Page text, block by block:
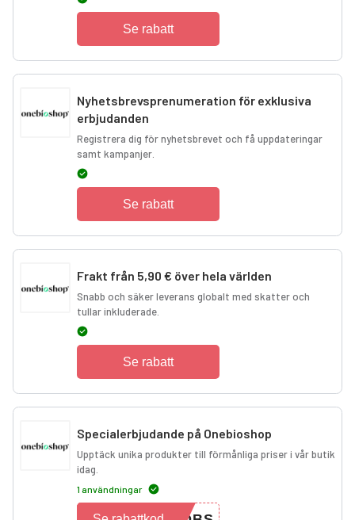
Se rabatt
Nyhetsbrevsprenumeration för exklusiva
erbjudanden
Registrera dig för nyhetsbrevet och få uppdateringar
samt kampanjer.
Se rabatt
Frakt från 5,90 € över hela världen
Snabb och säker leverans globalt med skatter och
tullar inkluderade.
Se rabatt
Specialerbjudande på Onebioshop
Upptäck unika produkter till förmånliga priser i vår butik
idag.
1 användningar